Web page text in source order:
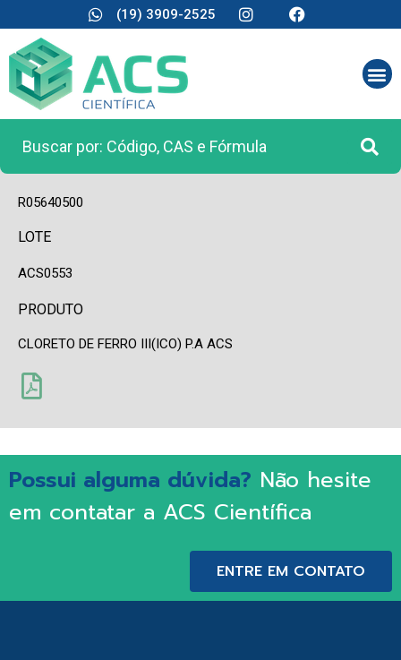
(19) 3909-2525
R05640500
LOTE
ACS0553
PRODUTO
CLORETO DE FERRO III(ICO) P.A ACS
Possui alguma dúvida? Não hesite
em contatar a ACS Científica
ENTRE EM CONTATO